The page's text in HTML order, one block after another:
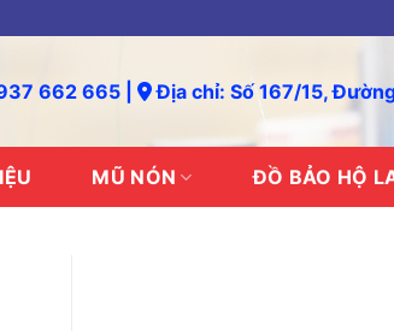
662 665 | Địa chỉ: Số 167/15,
MŨ NÓN ĐỒ BẢO HỘ